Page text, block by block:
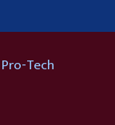
Pro-Tech